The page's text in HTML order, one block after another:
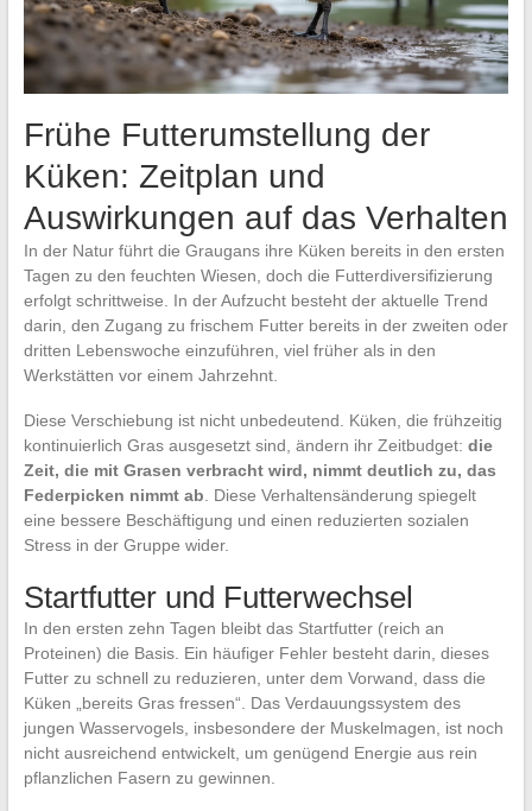
Frühe Futterumstellung der
Küken: Zeitplan und
Auswirkungen auf das Verhalten
In der Natur führt die Graugans ihre Küken bereits in den ersten
Tagen zu den feuchten Wiesen, doch die Futterdiversifizierung
erfolgt schrittweise. In der Aufzucht besteht der aktuelle Trend
darin, den Zugang zu frischem Futter bereits in der zweiten oder
dritten Lebenswoche einzuführen, viel früher als in den
Werkstätten vor einem Jahrzehnt.
Diese Verschiebung ist nicht unbedeutend. Küken, die frühzeitig
kontinuierlich Gras ausgesetzt sind, ändern ihr Zeitbudget: die
Zeit, die mit Grasen verbracht wird, nimmt deutlich zu, das
Federpicken nimmt ab . Diese Verhaltensänderung spiegelt
eine bessere Beschäftigung und einen reduzierten sozialen
Stress in der Gruppe wider.
Startfutter und Futterwechsel
In den ersten zehn Tagen bleibt das Startfutter (reich an
Proteinen) die Basis. Ein häufiger Fehler besteht darin, dieses
Futter zu schnell zu reduzieren, unter dem Vorwand, dass die
Küken „bereits Gras fressen“. Das Verdauungssystem des
jungen Wasservogels, insbesondere der Muskelmagen, ist noch
nicht ausreichend entwickelt, um genügend Energie aus rein
pflanzlichen Fasern zu gewinnen.